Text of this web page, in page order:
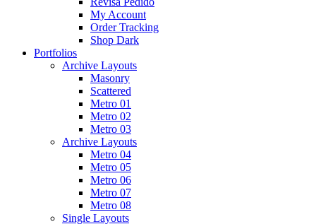
My Account
Order Tracking
Shop Dark
Portfolios
Archive Layouts
Masonry
Scattered
Metro 01
Metro 02
Metro 03
Archive Layouts
Metro 04
Metro 05
Metro 06
Metro 07
Metro 08
Single Layouts